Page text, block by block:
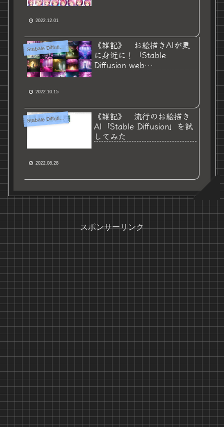
2022.12.01
S
tabale Diffution
《雑記》 お絵描きAIが更
に身近に！「Stable
Diffusion web
2022.10.15
S
tabale Diffution
《雑記》 流行のお絵描き
AI「Stable Diffusion」を試
してみた
2022.08.28
スポンサーリンク